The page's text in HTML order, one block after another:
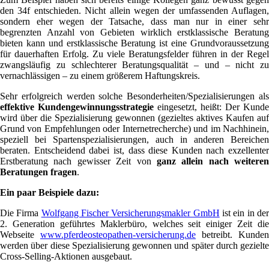
den 34f entschieden. Nicht allein wegen der umfassenden Auflagen,
sondern eher wegen der Tatsache, dass man nur in einer sehr
begrenzten Anzahl von Gebieten wirklich erstklassische Beratung
bieten kann und erstklassische Beratung ist eine Grundvoraussetzung
für dauerhaften Erfolg. Zu viele Beratungsfelder führen in der Regel
zwangsläufig zu schlechterer Beratungsqualität – und – nicht zu
vernachlässigen – zu einem größerem Haftungskreis.
Sehr erfolgreich werden solche Besonderheiten/Spezialisierungen als
effektive Kundengewinnungsstrategie eingesetzt, heißt: Der Kunde
wird über die Spezialisierung gewonnen (gezieltes aktives Kaufen auf
Grund von Empfehlungen oder Internetrecherche) und im Nachhinein,
speziell bei Spartenspezialisierungen, auch in anderen Bereichen
beraten. Entscheidend dabei ist, dass diese Kunden nach exzellenter
Erstberatung nach gewisser Zeit von ganz allein nach weiteren
Beratungen fragen.
Ein paar Beispiele dazu:
Die Firma Wolfgang Fischer Versicherungsmakler GmbH ist ein in der
2. Generation geführtes Maklerbüro, welches seit einiger Zeit die
Webseite www.pferdeosteopathen-versicherung.de betreibt. Kunden
werden über diese Spezialisierung gewonnen und später durch gezielte
Cross-Selling-Aktionen ausgebaut.